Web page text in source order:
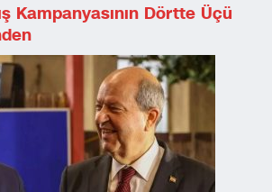
Kampanyasının Dörtte Üçü